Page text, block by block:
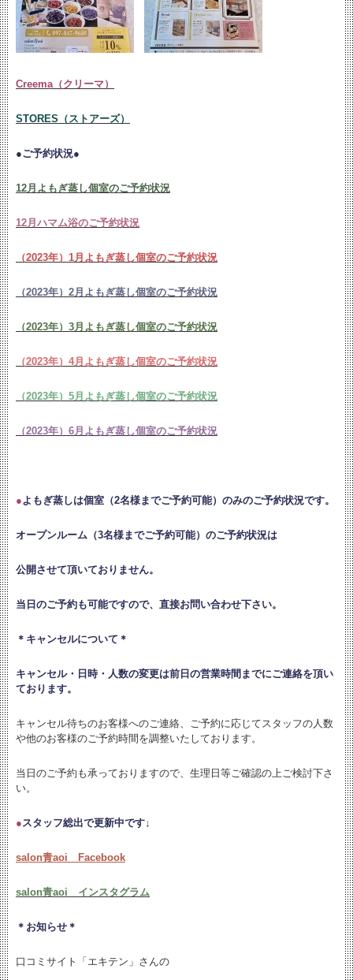
Creema（クリーマ）
STORES（ストアーズ）
●ご予約状況●
12月よもぎ蒸し個室のご予約状況
12月ハマム浴のご予約状況
（2023年）1月よもぎ蒸し個室のご予約状況
（2023年）2月よもぎ蒸し個室のご予約状況
（2023年）3月よもぎ蒸し個室のご予約状況
（2023年）4月よもぎ蒸し個室のご予約状況
（2023年）5月よもぎ蒸し個室のご予約状況
（2023年）6月よもぎ蒸し個室のご予約状況
●よもぎ蒸しは個室（2名様までご予約可能）のみのご予約状況です。
オープンルーム（3名様までご予約可能）のご予約状況は
公開させて頂いておりません。
当日のご予約も可能ですので、直接お問い合わせ下さい。
＊キャンセルについて＊
キャンセル・日時・人数の変更は前日の営業時間までにご連絡を頂い
ております。
キャンセル待ちのお客様へのご連絡、ご予約に応じてスタッフの人数
や他のお客様のご予約時間を調整いたしております。
当日のご予約も承っておりますので、生理日等ご確認の上ご検討下さ
い。
●スタッフ総出で更新中です↓
salon青aoi Facebook
salon青aoi インスタグラム
＊お知らせ＊
口コミサイト「エキテン」さんの